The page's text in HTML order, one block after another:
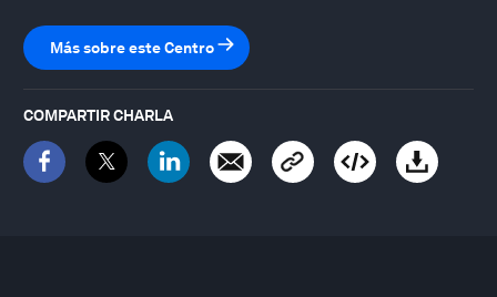
Más sobre este Centro
COMPARTIR CHARLA